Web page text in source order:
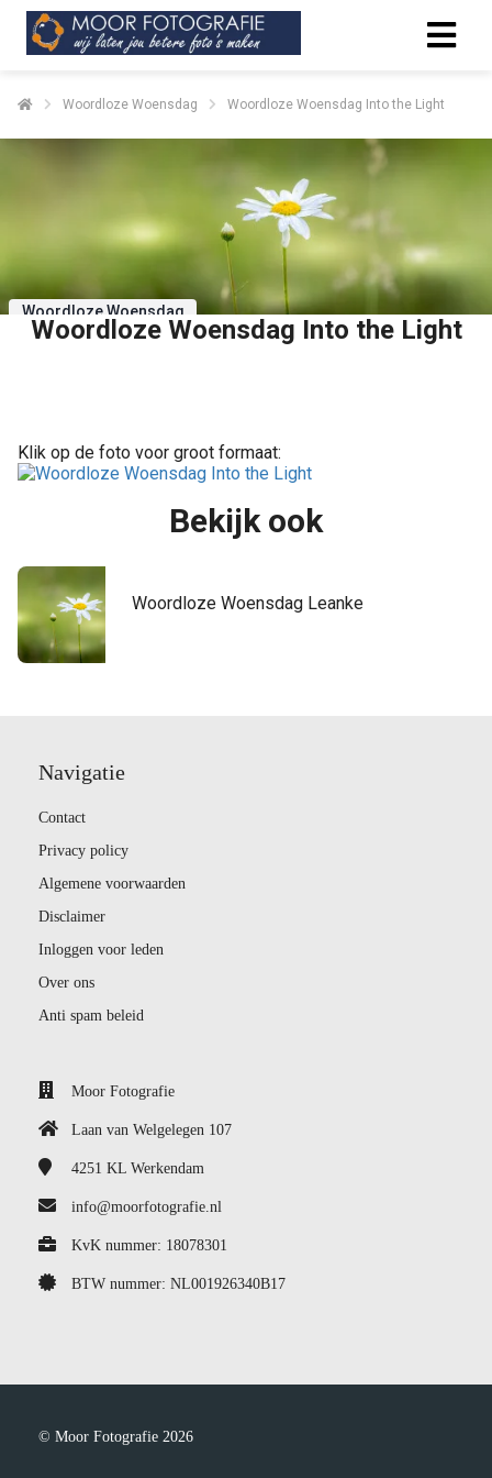
Woordloze Woensdag Woordloze Woensdag Into the Light
Woordloze Woensdag
Woordloze Woensdag Into the Light
Klik op de foto voor groot formaat:
Bekijk ook
Woordloze Woensdag Leanke
Navigatie
Contact
Privacy policy
Algemene voorwaarden
Disclaimer
Inloggen voor leden
Over ons
Anti spam beleid
Moor Fotografie
Laan van Welgelegen 107
4251 KL Werkendam
info@moorfotografie.nl
KvK nummer: 18078301
BTW nummer: NL001926340B17
© Moor Fotografie 2026